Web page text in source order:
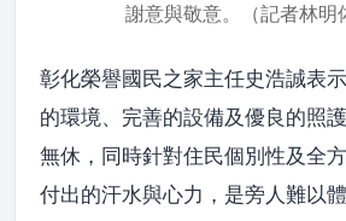
謝意與敬意。（記者林明
彰化榮譽國民之家主任史浩誠表
的環境、完善的設備及優良的照
無休，同時針對住民個別性及全
付出的汗水與心力，是旁人難以